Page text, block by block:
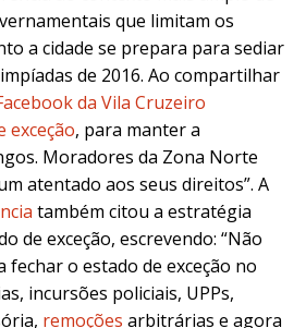
que limitam os
a cidade se prepara para sediar
de 2016. Ao compartilhar
da Vila Cruzeiro
exceção, para manter a
Moradores da Zona Norte
atentado aos seus direitos”. A
também citou a estratégia
de exceção, escrevendo: “Não
fechar o estado de exceção no
incursões policiais, UPPs,
remoções arbitrárias e agora